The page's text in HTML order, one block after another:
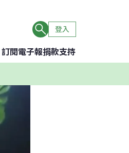
登入
訂閱電子報捐款支持